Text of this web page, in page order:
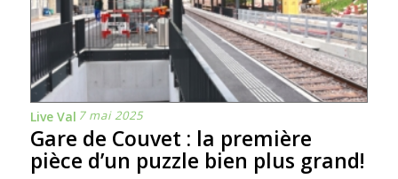
Live Val 7 mai 2025
Gare de Couvet : la première
pièce d’un puzzle bien plus grand!